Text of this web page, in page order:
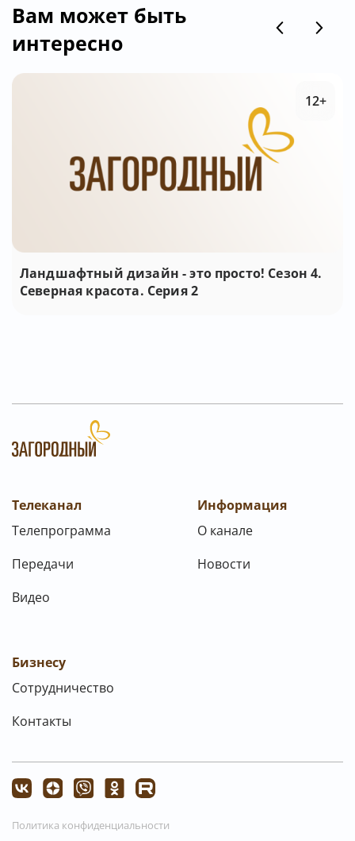
Вам может быть
интересно
Ландшафтный дизайн - это просто! Сезон 4.
Северная красота. Серия 2
12+
Телеканал
Телепрограмма
Передачи
Видео
Информация
О канале
Новости
Бизнесу
Сотрудничество
Контакты
Политика конфиденциальности